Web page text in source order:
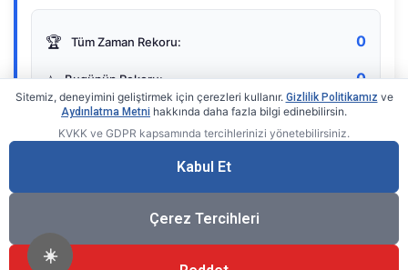
☀️
🏆 Tüm Zaman Rekoru: 0
⭐ Bugünün Rekoru: 0
Gerçek zamanlı sayaç
Sitemiz, deneyimini geliştirmek için çerezleri kullanır. Gizlilik Politikamız ve
Aydınlatma Metni hakkında daha fazla bilgi edinebilirsin.
KVKK ve GDPR kapsamında tercihlerinizi yönetebilirsiniz.
Kabul Et
Çerez Tercihleri